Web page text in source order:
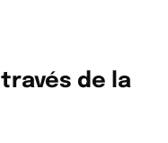
través de la